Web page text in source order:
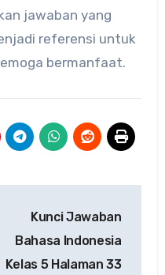
jawaban yang
referensi untuk
bermanfaat.
Kunci Jawaban
Bahasa Indonesia
Kelas 5 Halaman 33